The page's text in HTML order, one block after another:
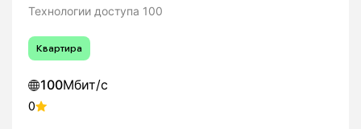
Технологии доступа 100
Квартира
100Мбит/с
0